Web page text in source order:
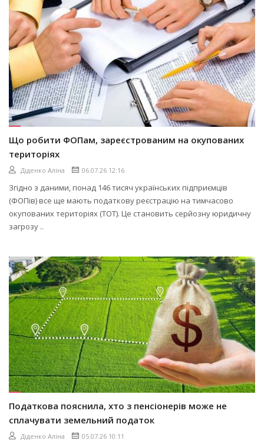
Що робити ФОПам, зареєстрованим на окупованих
територіях
Діденко Аліна 06.07.26 12:16
Згідно з даними, понад 146 тисяч українських підприємців
(ФОПів) все ще мають податкову реєстрацію на тимчасово
окупованих територіях (ТОТ). Це становить серйозну юридичну
загрозу ..
Податкова пояснила, хто з пенсіонерів може не
сплачувати земельний податок
Діденко Аліна 05.07.26 10:11